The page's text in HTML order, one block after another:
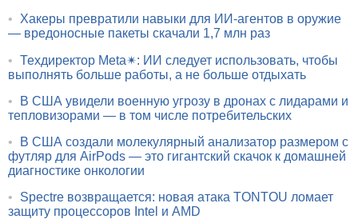
•
Хакеры превратили навыки для ИИ-агентов в оружие
— вредоносные пакеты скачали 1,7 млн раз
• Техдиректор Meta✴: ИИ следует использовать, чтобы
выполнять больше работы, а не больше отдыхать
•
В США увидели военную угрозу в дронах с лидарами и
тепловизорами — в том числе потребительских
•
В США создали молекулярный анализатор размером с
футляр для AirPods — это гигантский скачок к домашней
диагностике онкологии
•
Spectre возвращается: новая атака TONTOU ломает
защиту процессоров Intel и AMD